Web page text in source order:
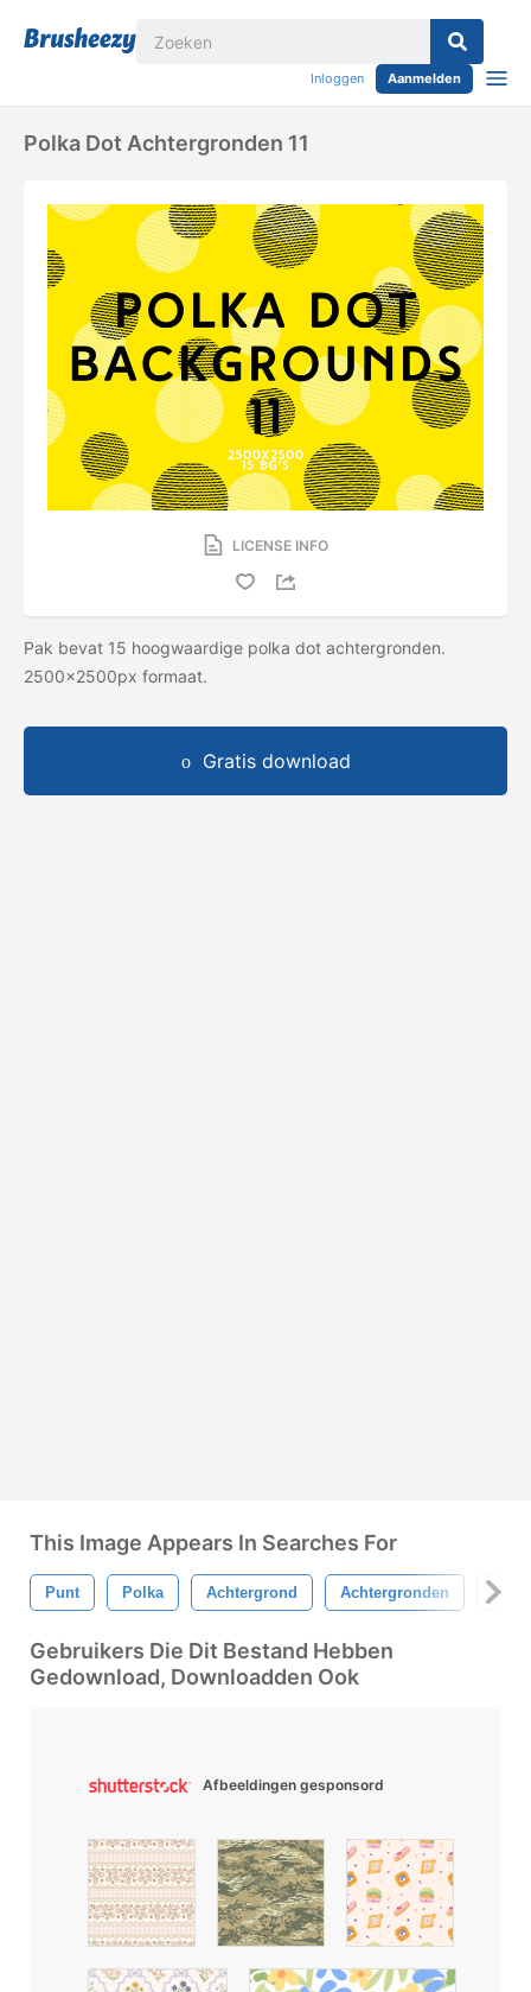
Inloggen Aanmelden
Polka Dot Achtergronden 11
LICENSE INFO
Pak bevat 15 hoogwaardige polka dot achtergronden.
2500x2500px formaat.
Gratis download
This Image Appears In Searches For
Punt Polka Achtergrond Achtergronden
Gebruikers Die Dit Bestand Hebben
Gedownload, Downloadden Ook
Afbeeldingen gesponsord